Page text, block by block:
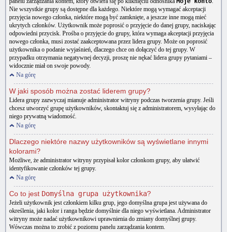
Nie wszystkie grupy są dostępne dla każdego. Niektóre mogą wymagać akceptacji
przyjęcia nowego członka, niektóre mogą być zamknięte, a jeszcze inne mogą mieć
ukrytych członków. Użytkownik może poprosić o przyjęcie do danej grupy, naciskając
odpowiedni przycisk. Prośba o przyjęcie do grupy, która wymaga akceptacji przyjęcia
nowego członka, musi zostać zaakceptowana przez lidera grupy. Może on poprosić
użytkownika o podanie wyjaśnień, dlaczego chce on dołączyć do tej grupy. W
przypadku otrzymania negatywnej decyzji, proszę nie nękać lidera grupy pytaniami –
widocznie miał on swoje powody.
Na górę
W jaki sposób można zostać liderem grupy?
Lidera grupy zazwyczaj mianuje administrator witryny podczas tworzenia grupy. Jeśli
chcesz utworzyć grupę użytkowników, skontaktuj się z administratorem, wysyłając do
niego prywatną wiadomość.
Na górę
Dlaczego niektóre nazwy użytkowników są wyświetlane innymi
kolorami?
Możliwe, że administrator witryny przypisał kolor członkom grupy, aby ułatwić
identyfikowanie członków tej grupy.
Na górę
Co to jest Domyślna grupa użytkownika?
Jeżeli użytkownik jest członkiem kilku grup, jego domyślna grupa jest używana do
określenia, jaki kolor i ranga będzie domyślnie dla niego wyświetlana. Administrator
witryny może nadać użytkownikowi uprawnienia do zmiany domyślnej grupy.
Wówczas można to zrobić z poziomu panelu zarządzania kontem.